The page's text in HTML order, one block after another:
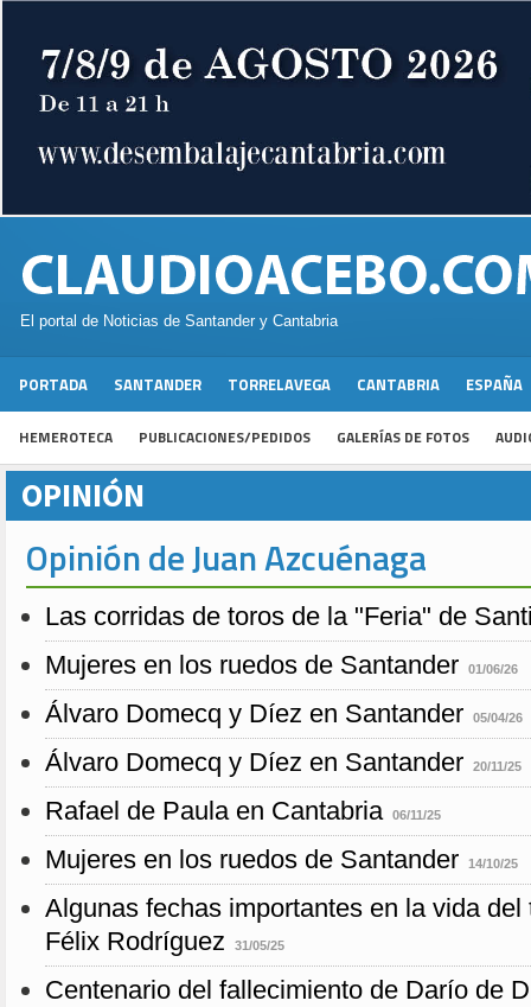
El portal de Noticias de Santander y Cantabria
PORTADA SANTANDER TORRELAVEGA CANTABRIA ESPAÑA
HEMEROTECA PUBLICACIONES/PEDIDOS GALERÍAS DE FOTOS
OPINIÓN
Opinión de Juan Azcuénaga
Las corridas de toros de la "Feria" de
Mujeres en los ruedos de Santander
01/06/26
Álvaro Domecq y Díez en Santander 05/04/26
Álvaro Domecq y Díez en Santander 20/11/25
Rafael de Paula en Cantabria 06/11/25
Mujeres en los ruedos de Santander 14/10/25
Algunas fechas importantes en la vida del
Félix Rodríguez
31/05/25
Centenario del fallecimiento de Darío de